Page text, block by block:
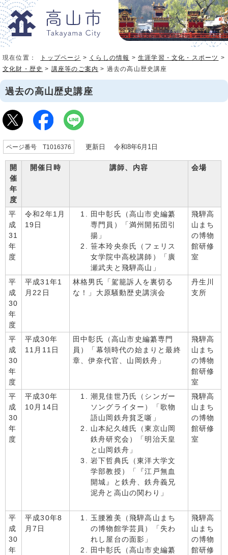
現在位置： トップページ > くらしの情報 >生涯学習・文化・スポーツ >
文化財・歴史 > 講座等のご案内 > 過去の高山歴史講座
過去の高山歴史講座
ページ番号 T1016376 更新日 令和8年6月1日
開
催
年
度
開催日時 講師、内容 会場
平
成
31
年
度
令和2年1月
19日
田中彰氏（高山市史編纂
専門員）「満州開拓団引
揚」
笹本玲央奈氏（フェリス
女学院中高校講師）「廣
瀬武夫と飛騨高山」
飛騨高
山まち
の博物
館研修
室
平
成
30
年
度
平成31年1
月22日
林格男氏「駕籠訴人を裏切る
な！」大原騒動歴史講演会
丹生川
支所
平
成
30
年
度
平成30年
11月11日
田中彰氏（高山市史編纂専門
員）「幕領時代の始まりと最終
章、伊奈代官、山岡鉄舟」
飛騨高
山まち
の博物
館研修
室
平
成
30
年
度
平成30年
10月14日
潮見佳世乃氏（シンガー
ソングライター）「歌物
語山岡鉄舟貧乏噺」
山本紀久雄氏（東京山岡
鉄舟研究会）「明治天皇
と山岡鉄舟」
岩下哲典氏（東洋大学文
学部教授）「『江戸無血
開城』と鉄舟、鉄舟義兄
泥舟と高山の関わり」
飛騨高
山まち
の博物
館研修
室
平
成
30
年
平成30年8
月7日
玉腰雅美（飛騨高山まち
の博物館学芸員）「失わ
れし屋台の面影」
田中彰氏（高山市史編纂
飛騨高
山まち
の博物
館研修